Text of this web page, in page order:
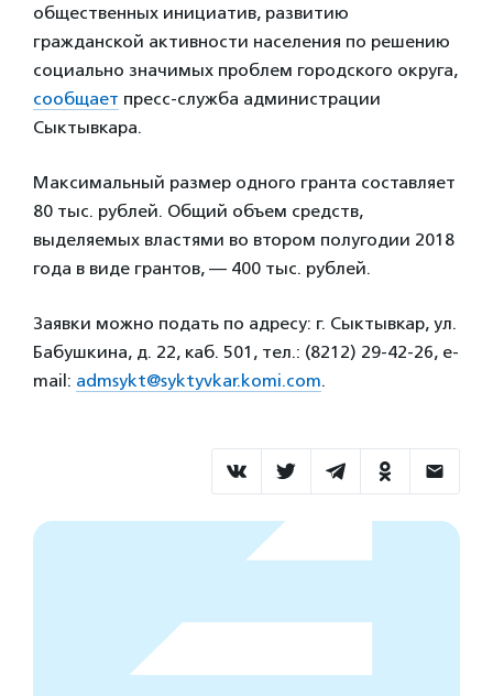
общественных инициатив, развитию
гражданской активности населения по решению
социально значимых проблем городского округа,
сообщает пресс-служба администрации
Сыктывкара.
Максимальный размер одного гранта составляет
80 тыс. рублей. Общий объем средств,
выделяемых властями во втором полугодии 2018
года в виде грантов, — 400 тыс. рублей.
Заявки можно подать по адресу: г. Сыктывкар, ул.
Бабушкина, д. 22, каб. 501, тел.: (8212) 29-42-26, е-
mail: admsykt@syktyvkar.komi.com.